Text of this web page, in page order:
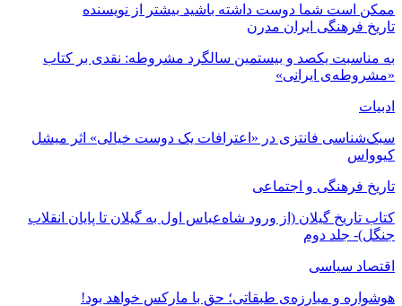
ممکن است شما دوست داشته باشید بیشتر از نویسنده
تاریخ فرهنگی ایران مدرن
به مناسبت یکصد و بیستمین سالگرد مشروطه: نقدی بر کتاب
«مشروطه‌ی ایرانی»
ادبیات
سبک‌شناسی فانتزی در «اعترافات یک دوست خیالی» اثر میشل
کیوواس
تاریخ فرهنگی و اجتماعی
کتاب تاریخ گیلان (از ورود شاه‌عباس اول به گیلان تا پایان انقلاب
جنگل)- جلد دوم
اقتصاد سیاسی
هوشواره و مبارزه‌ی طبقاتی؛ حق با مارکس خواهد بود!